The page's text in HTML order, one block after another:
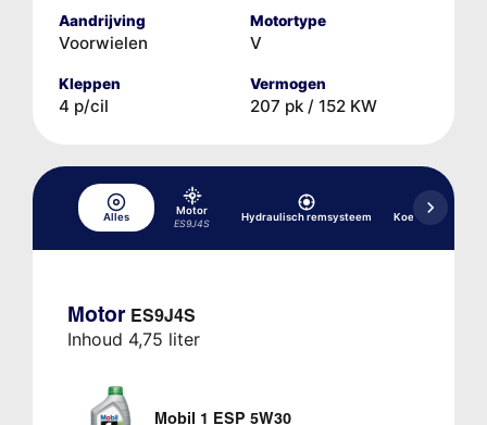
Aandrijving
Voorwielen
Motortype
V
Kleppen
4 p/cil
Vermogen
207 pk / 152 KW
Alles
Motor
ES9J4S
Hydraulisch remsysteem Koelsysteem
Motor ES9J4S
Inhoud 4,75 liter
Mobil 1 ESP 5W30